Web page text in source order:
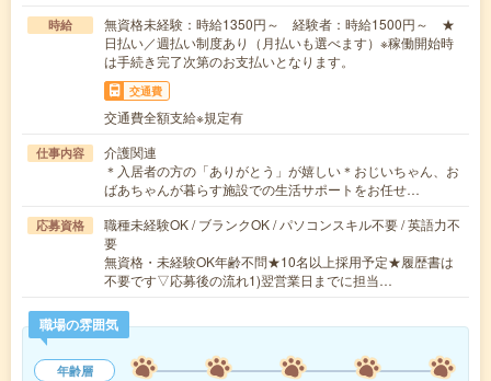
時給
無資格未経験：時給1350円～ 経験者：時給1500円～ ★
日払い／週払い制度あり（月払いも選べます）※稼働開始時
は手続き完了次第のお支払いとなります。
交通費
交通費全額支給※規定有
仕事内容
介護関連
＊入居者の方の「ありがとう」が嬉しい＊おじいちゃん、お
ばあちゃんが暮らす施設での生活サポートをお任せ…
応募資格
職種未経験OK / ブランクOK / パソコンスキル不要 / 英語力不
要
無資格・未経験OK年齢不問★10名以上採用予定★履歴書は
不要です▽応募後の流れ1)翌営業日までに担当…
職場の雰囲気
年齢層